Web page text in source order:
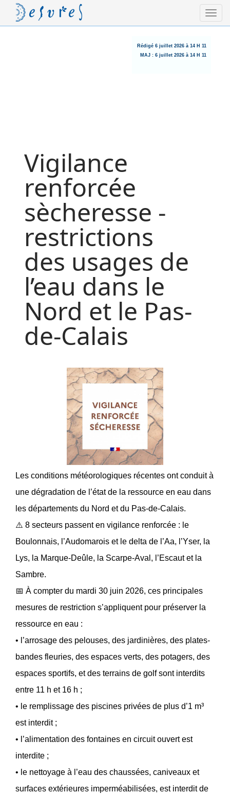
Rédigé 6 juillet 2026 à 14 H 11
MAJ : 6 juillet 2026 à 14 H 11
Vigilance
renforcée
sècheresse -
restrictions
des usages de
l’eau dans le
Nord et le Pas-
de-Calais
Les conditions météorologiques récentes ont conduit à
une dégradation de l’état de la ressource en eau dans
les départements du Nord et du Pas-de-Calais.
⚠️ 8 secteurs passent en vigilance renforcée : le
Boulonnais, l’Audomarois et le delta de l’Aa, l’Yser, la
Lys, la Marque-Deûle, la Scarpe-Aval, l’Escaut et la
Sambre.
📅 À compter du mardi 30 juin 2026, ces principales
mesures de restriction s’appliquent pour préserver la
ressource en eau :
• l’arrosage des pelouses, des jardinières, des plates-
bandes fleuries, des espaces verts, des potagers, des
espaces sportifs, et des terrains de golf sont interdits
entre 11 h et 16 h ;
• le remplissage des piscines privées de plus d’1 m³
est interdit ;
• l’alimentation des fontaines en circuit ouvert est
interdite ;
• le nettoyage à l’eau des chaussées, caniveaux et
surfaces extérieures imperméabilisées, est interdit de